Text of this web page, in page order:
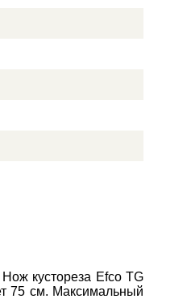
кустореза Efco TG
75 см. Максимальный